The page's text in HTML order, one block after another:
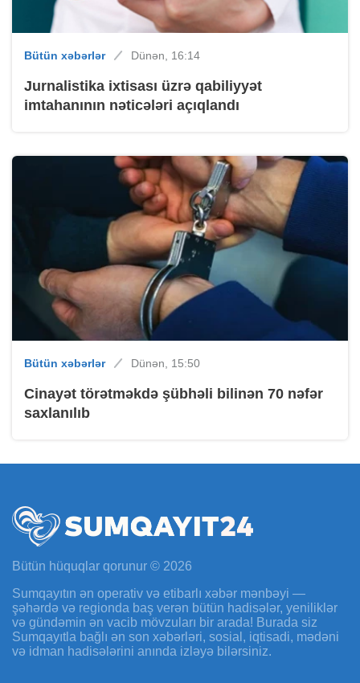
Bütün xəbərlər Dünən, 16:14
Jurnalistika ixtisası üzrə qabiliyyət
imtahanının nəticələri açıqlandı
Bütün xəbərlər Dünən, 15:50
Cinayət törətməkdə şübhəli bilinən 70 nəfər
saxlanılıb
Bütün hüquqlar qorunur © 2026
Sumqayıtın ən operativ və etibarlı xəbər mənbəyi —
şəhərdə və regionda baş verən bütün hadisələr, yeniliklər
və gündəmin ən vacib mövzuları bir arada! Burada siz
Sumqayıtla bağlı ən son xəbərləri, sosial, iqtisadi, mədəni
və idman hadisələrini anında izləyə bilərsiniz.